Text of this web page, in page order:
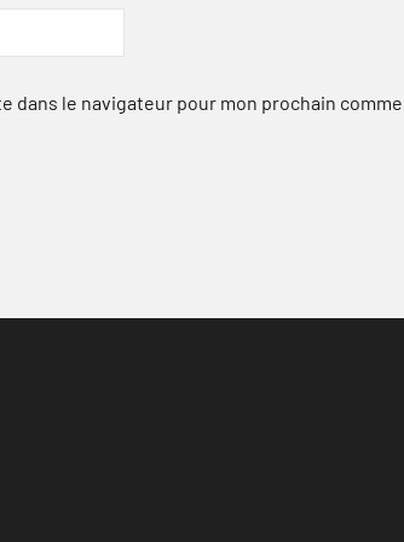
dans le navigateur pour mon prochain